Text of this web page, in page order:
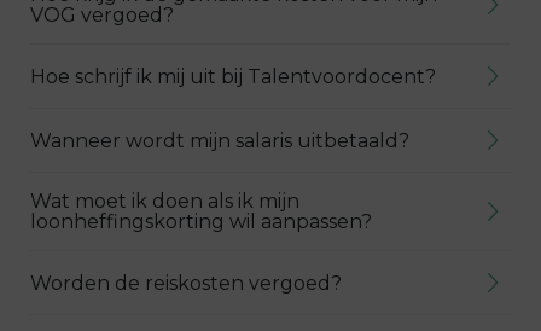
VOG vergoed?
Hoe schrijf ik mij uit bij Talentvoordocent?
Wanneer wordt mijn salaris uitbetaald?
Wat moet ik doen als ik mijn
loonheffingskorting wil aanpassen?
Worden de reiskosten vergoed?